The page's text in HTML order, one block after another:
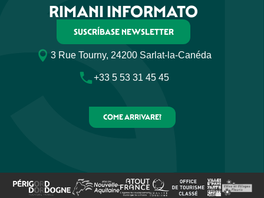
RIMANI INFORMATO
SUSCRÍBASE NEWSLETTER
3 Rue Tourny, 24200 Sarlat-la-Canéda
+33 5 53 31 45 45
COME ARRIVARE?